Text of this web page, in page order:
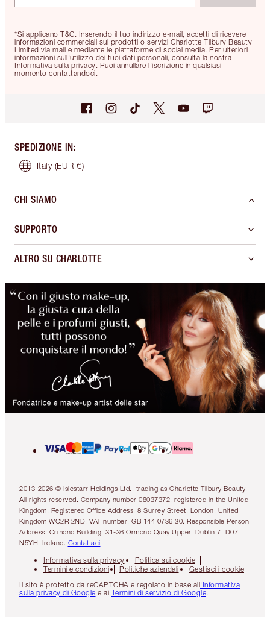
*Si applicano T&C. Inserendo il tuo indirizzo e-mail, accetti di ricevere
informazioni commerciali sui prodotti o servizi Charlotte Tilbury Beauty
Limited via mail e mediante le piattaforme di social media. Per ulteriori
informazioni sull'utilizzo dei tuoi dati personali, consulta la nostra
Informativa sulla privacy. Puoi annullare l'iscrizione in qualsiasi
momento contattandoci.
SPEDIZIONE IN:
Italy (EUR €)
CHI SIAMO
SUPPORTO
ALTRO SU CHARLOTTE
2013-2026 © Islestarr Holdings Ltd., trading as Charlotte Tilbury Beauty.
All rights reserved. Company number 08037372, registered in the United
Kingdom. Registered Office Address: 8 Surrey Street, London, United
Kingdom WC2R 2ND. VAT number: GB 144 0736 30. Responsible Person
Address: Ormond Building, 31-36 Ormond Quay Upper, Dublin 7, D07
N5YH, Ireland. Contattaci
Informativa sulla privacy
Politica sui cookie
Termini e condizioni
Politiche aziendali
Gestisci i cookie
Il sito è protetto da reCAPTCHA e regolato in base all'Informativa
sulla privacy di Google e ai Termini di servizio di Google.